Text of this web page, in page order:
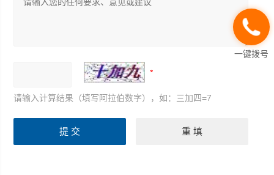
请输入计算结果（填写阿拉伯数字），如：三加四=7
一键拨号